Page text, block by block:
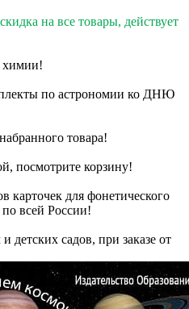
на все товары, действует
по астрономии ко ДНЮ
товара!
посмотрите корзину!
карточек для фонетического
по всей России!
детских садов, при заказе от